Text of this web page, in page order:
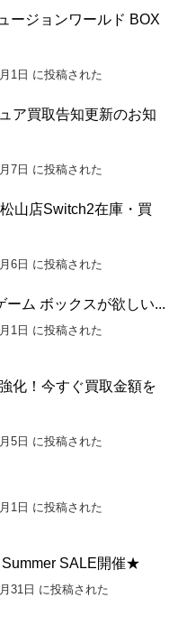
ージョンワールド BOX
1日 に投稿された
ア買取告知更新のお知
7日 に投稿された
山店Switch2在庫・買
6日 に投稿された
ーム ボックスが欲しい...
1日 に投稿された
化！今すぐ買取金額を
5日 に投稿された
1日 に投稿された
SALE開催★
31日 に投稿された